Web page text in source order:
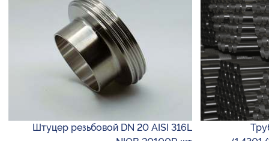
Штуцер резьбовой DN 20 AISI 316L